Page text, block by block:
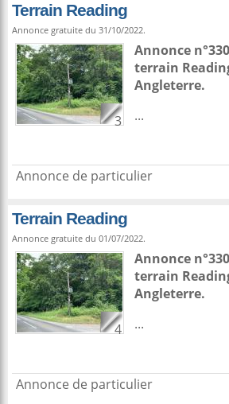
Terrain Reading
Annonce gratuite du 31/10/2022.
3
Annonce
terrain
Angleterre.
...
Annonce de particulier
Terrain Reading
Annonce gratuite du 01/07/2022.
4
Annonce
terrain
Angleterre.
...
Annonce de particulier